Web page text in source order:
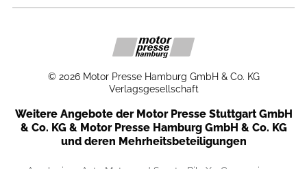
© 2026 Motor Presse Hamburg GmbH & Co. KG
Verlagsgesellschaft
Weitere Angebote der Motor Presse Stuttgart GmbH
& Co. KG & Motor Presse Hamburg GmbH & Co. KG
und deren Mehrheitsbeteiligungen